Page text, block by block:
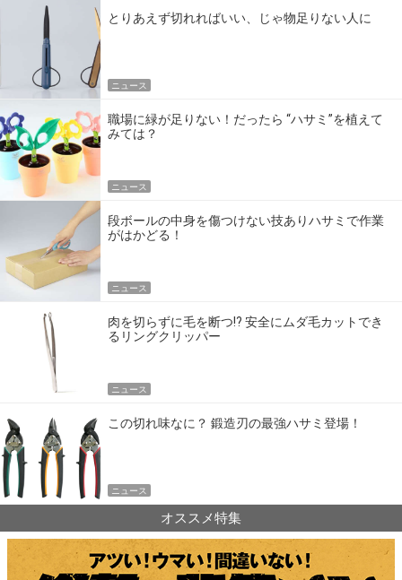
とりあえず切れればいい、じゃ物足りない人に
ニュース
職場に緑が足りない！だったら “ハサミ”を植えて
みては？
ニュース
段ボールの中身を傷つけない技ありハサミで作業
がはかどる！
ニュース
肉を切らずに毛を断つ!? 安全にムダ毛カットでき
るリングクリッパー
ニュース
この切れ味なに？ 鍛造刃の最強ハサミ登場！
ニュース
オススメ特集